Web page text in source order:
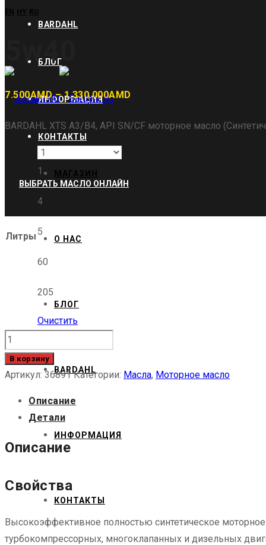
BARDAHL
БЛОГ
ИНФОРМАЦИЯ
КОНТАКТЫ
ВЫБРАТЬ МАСЛО ОНЛАЙН
EN HY RU
МАГАЗИН
О НАС
БЛОГ
BARDAHL
ИНФОРМАЦИЯ
КОНТАКТЫ
5w40
7.500AMD – 1.330.000AMD
7.500AMD
BARDAHL XTS A3/B4, API SN/CF моторное масло
Литры
1
4
5
60
205
Очистить
Количество
товара
5w40
В корзину
Артикул: 36891 Категории: Масла, Моторное масло
Описание
Детали
Описание
Свойства
Высокоэффективное полностью синтетическое
турбокомпрессорных, многоклапанных и дизельных